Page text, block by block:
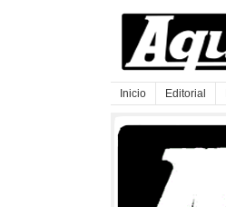
Inicio Editorial